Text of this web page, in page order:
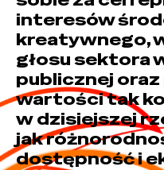
interesów
kreatywnego,
głosu sektora
publicznej
wartości tak
w dzisiejszej
jak
dostępność i